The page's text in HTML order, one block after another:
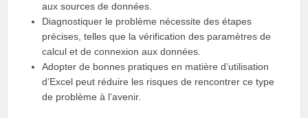
aux sources de données.
Diagnostiquer le problème nécessite des étapes
précises, telles que la vérification des paramètres de
calcul et de connexion aux données.
Adopter de bonnes pratiques en matière d’utilisation
d’Excel peut réduire les risques de rencontrer ce type
de problème à l’avenir.